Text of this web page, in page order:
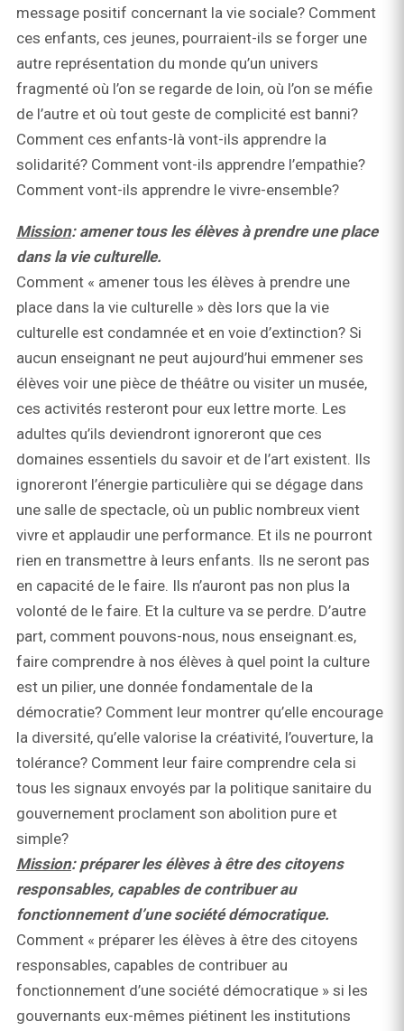
message positif concernant la vie sociale? Comment
ces enfants, ces jeunes, pourraient-ils se forger une
autre représentation du monde qu’un univers
fragmenté où l’on se regarde de loin, où l’on se méfie
de l’autre et où tout geste de complicité est banni?
Comment ces enfants-là vont-ils apprendre la
solidarité? Comment vont-ils apprendre l’empathie?
Comment vont-ils apprendre le vivre-ensemble?
Mission: amener tous les élèves à prendre une place
dans la vie culturelle.
Comment « amener tous les élèves à prendre une
place dans la vie culturelle » dès lors que la vie
culturelle est condamnée et en voie d’extinction? Si
aucun enseignant ne peut aujourd’hui emmener ses
élèves voir une pièce de théâtre ou visiter un musée,
ces activités resteront pour eux lettre morte. Les
adultes qu’ils deviendront ignoreront que ces
domaines essentiels du savoir et de l’art existent. Ils
ignoreront l’énergie particulière qui se dégage dans
une salle de spectacle, où un public nombreux vient
vivre et applaudir une performance. Et ils ne pourront
rien en transmettre à leurs enfants. Ils ne seront pas
en capacité de le faire. Ils n’auront pas non plus la
volonté de le faire. Et la culture va se perdre. D’autre
part, comment pouvons-nous, nous enseignant.es,
faire comprendre à nos élèves à quel point la culture
est un pilier, une donnée fondamentale de la
démocratie? Comment leur montrer qu’elle encourage
la diversité, qu’elle valorise la créativité, l’ouverture, la
tolérance? Comment leur faire comprendre cela si
tous les signaux envoyés par la politique sanitaire du
gouvernement proclament son abolition pure et
simple?
Mission: préparer les élèves à être des citoyens
responsables, capables de contribuer au
fonctionnement d’une société démocratique.
Comment « préparer les élèves à être des citoyens
responsables, capables de contribuer au
fonctionnement d’une société démocratique » si les
gouvernants eux-mêmes piétinent les institutions